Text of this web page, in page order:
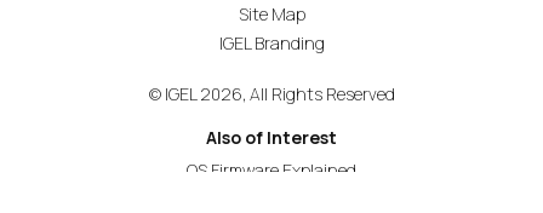
Site Map
IGEL Branding
© IGEL 2026, All Rights Reserved
Also of Interest
OS Firmware Explained